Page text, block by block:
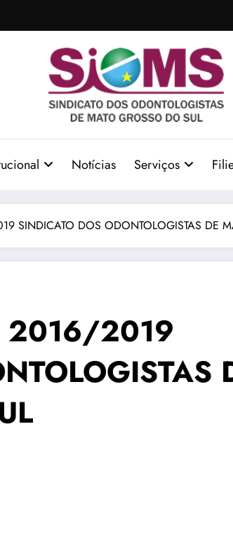
Notícias Serviços
SINDICATO DOS ODONTOLOGISTAS DE
2016/2019